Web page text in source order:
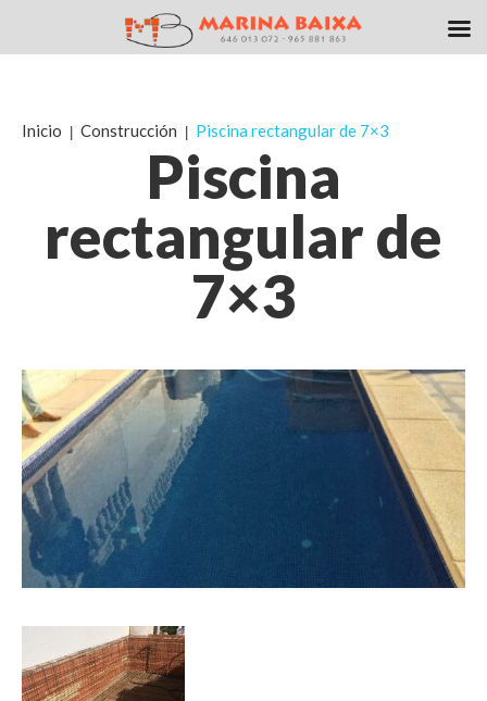
Piscina
rectangular de
7×3
Inicio Construcción Piscina rectangular de 7×3